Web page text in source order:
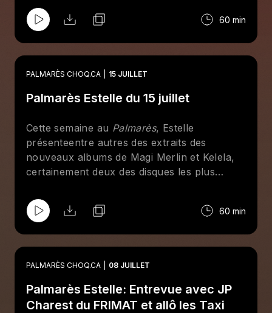
FRIMAT, en particulier sur le concert de
Guhn Twei, glisse un mot sur le nouveau
Royal en septembre et fait jouer banger
après banger.
60 min
PALMARÈS CHOQ.CA 15 JUILLET
Palmarès Estelle du 15 juillet
Cette semaine au Palmarès, Estelle
présenteentre autres des extraits des
nouveaux albums de Magi Merlin et Kelela,
certainement deux des disques les plus
60 min
PALMARÈS CHOQ.CA 08 JUILLET
Palmarès Estelle: Entrevue avec JP
Charest du FRIMAT et allô les Taxi